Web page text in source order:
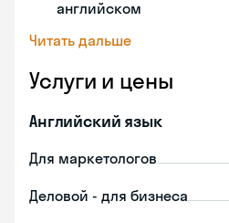
английском
Читать дальше
Услуги и цены
Английский язык
Для маркетологов
Деловой - для бизнеса